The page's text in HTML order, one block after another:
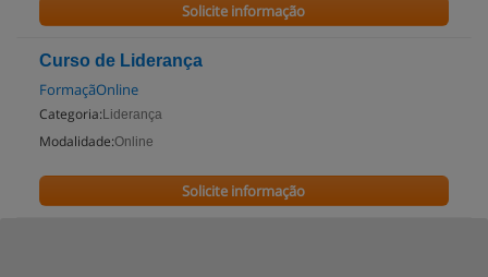
Solicite informação
Curso de Liderança
FormaçãOnline
Categoria: Liderança
Modalidade:Online
Solicite informação